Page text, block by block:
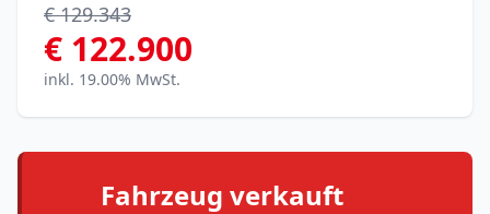
€ 129.343
€ 122.900
inkl. 19.00% MwSt.
Fahrzeug verkauft